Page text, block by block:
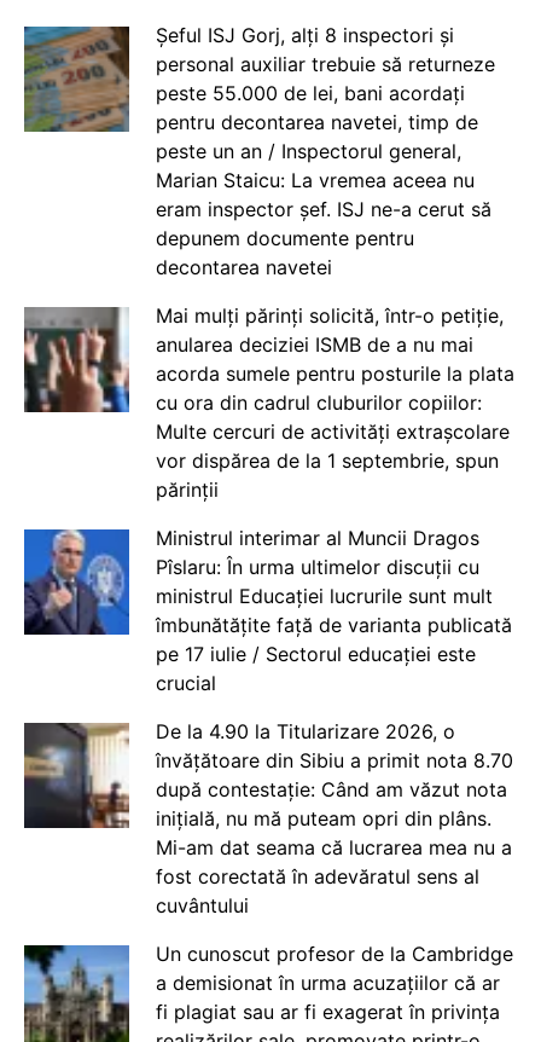
Șeful ISJ Gorj, alți 8 inspectori și
personal auxiliar trebuie să returneze
peste 55.000 de lei, bani acordați
pentru decontarea navetei, timp de
peste un an / Inspectorul general,
Marian Staicu: La vremea aceea nu
eram inspector șef. ISJ ne-a cerut să
depunem documente pentru
decontarea navetei
Mai mulți părinți solicită, într-o petiție,
anularea deciziei ISMB de a nu mai
acorda sumele pentru posturile la plata
cu ora din cadrul cluburilor copiilor:
Multe cercuri de activități extrașcolare
vor dispărea de la 1 septembrie, spun
părinții
Ministrul interimar al Muncii Dragos
Pîslaru: În urma ultimelor discuții cu
ministrul Educației lucrurile sunt mult
îmbunătățite față de varianta publicată
pe 17 iulie / Sectorul educației este
crucial
De la 4.90 la Titularizare 2026, o
învățătoare din Sibiu a primit nota 8.70
după contestație: Când am văzut nota
inițială, nu mă puteam opri din plâns.
Mi-am dat seama că lucrarea mea nu a
fost corectată în adevăratul sens al
cuvântului
Un cunoscut profesor de la Cambridge
a demisionat în urma acuzațiilor că ar
fi plagiat sau ar fi exagerat în privința